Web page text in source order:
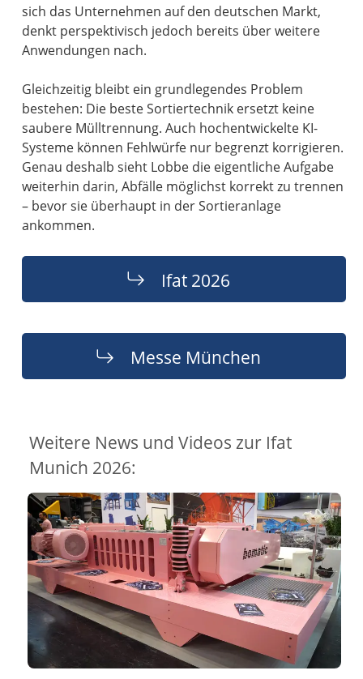
sich das Unternehmen auf den deutschen Markt,
denkt perspektivisch jedoch bereits über weitere
Anwendungen nach.
Gleichzeitig bleibt ein grundlegendes Problem
bestehen: Die beste Sortiertechnik ersetzt keine
saubere Mülltrennung. Auch hochentwickelte KI-
Systeme können Fehlwürfe nur begrenzt korrigieren.
Genau deshalb sieht Lobbe die eigentliche Aufgabe
weiterhin darin, Abfälle möglichst korrekt zu trennen
– bevor sie überhaupt in der Sortieranlage
ankommen.
Ifat 2026
Messe München
Weitere News und Videos zur Ifat
Munich 2026: